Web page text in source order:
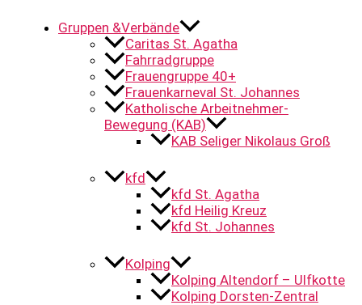
Gruppen &Verbände
Caritas St. Agatha
Fahrradgruppe
Frauengruppe 40+
Frauenkarneval St. Johannes
Katholische Arbeitnehmer-
Bewegung (KAB)
KAB Seliger Nikolaus Groß
kfd
kfd St. Agatha
kfd Heilig Kreuz
kfd St. Johannes
Kolping
Kolping Altendorf – Ulfkotte
Kolping Dorsten-Zentral